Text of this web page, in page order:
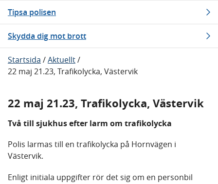
Tipsa polisen
Skydda dig mot brott
Startsida /Aktuellt/
22 maj 21.23, Trafikolycka, Västervik
22 maj 21.23, Trafikolycka, Västervik
Två till sjukhus efter larm om trafikolycka
Polis larmas till en trafikolycka på Hornvägen i
Västervik.
Enligt initiala uppgifter rör det sig om en personbil